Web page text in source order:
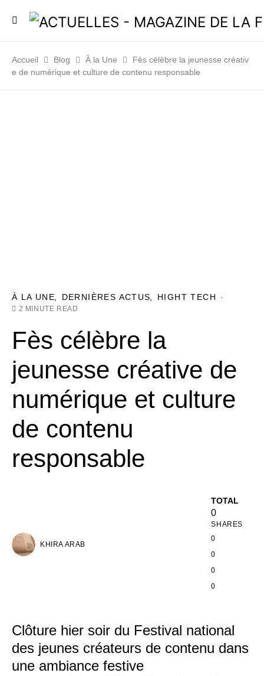
Accueil Blog À la Une
Fès célèbre la jeunesse créativ
e de numérique et culture de contenu responsable
À LA UNE DERNIÈRES ACTUS HIGHT TECH
2 MINUTE READ
Fès célèbre la
jeunesse créative de
numérique et culture
de contenu
responsable
KHIRA ARAB
TOTAL
0
SHARES
0
0
0
0
Clôture hier soir du Festival national
des jeunes créateurs de contenu dans
une ambiance festive